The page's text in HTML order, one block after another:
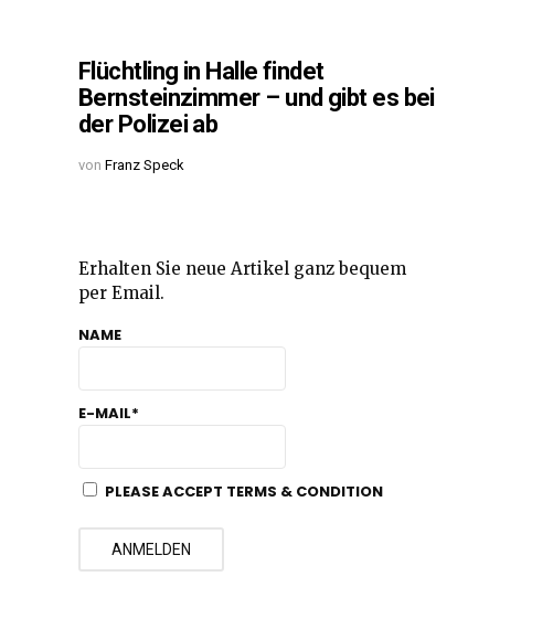
Flüchtling in Halle findet
Bernsteinzimmer – und gibt es bei
der Polizei ab
von Franz Speck
Erhalten Sie neue Artikel ganz bequem
per Email.
NAME
E-MAIL*
PLEASE ACCEPT TERMS & CONDITION